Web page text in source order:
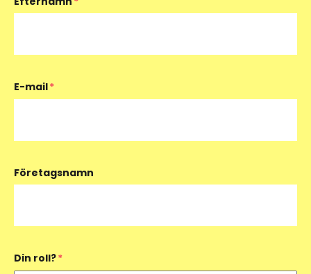
E-mail*
Företagsnamn
Din roll?*